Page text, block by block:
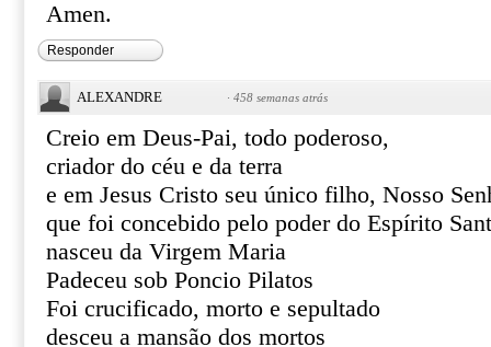
Amen.
Responder
ALEXANDRE · 458 semanas atrás
Creio em Deus-Pai, todo poderoso,
criador do céu e da terra
e em Jesus Cristo seu único filho, Nosso
que foi concebido pelo poder do Espírito
nasceu da Virgem Maria
Padeceu sob Poncio Pilatos
Foi crucificado, morto e sepultado
desceu a mansão dos mortos